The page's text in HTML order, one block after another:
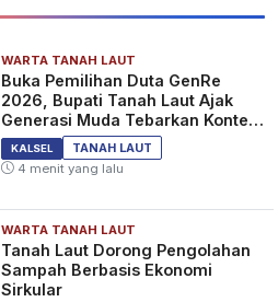
WARTA TANAH LAUT
Buka Pemilihan Duta GenRe
2026, Bupati Tanah Laut Ajak
Generasi Muda Tebarkan Konten
Edukasi Positif
KALSEL
TANAH LAUT
4 menit yang lalu
WARTA TANAH LAUT
Tanah Laut Dorong Pengolahan
Sampah Berbasis Ekonomi
Sirkular